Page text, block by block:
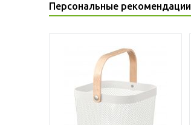
Персональные рекомендации